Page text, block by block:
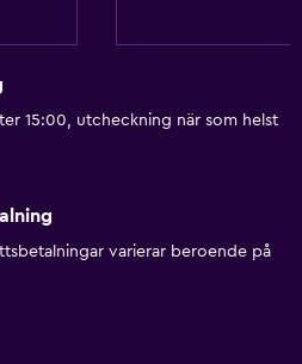
15:00, utcheckning när som helst
varierar beroende på